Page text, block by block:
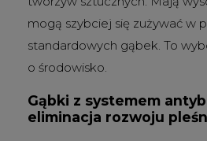
mogą szybciej się zużywać w
standardowych gąbek. To
o środowisko.
Gąbki z systemem
eliminacja rozwoju